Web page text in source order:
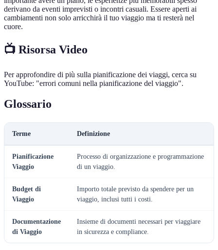
derivano da eventi imprevisti o incontri casuali. Essere aperti ai
cambiamenti non solo arricchirà il tuo viaggio ma ti resterà nel
cuore.
📺 Risorsa Video
Per approfondire di più sulla pianificazione dei viaggi, cerca su
YouTube: "errori comuni nella pianificazione del viaggio".
Glossario
Terme Definizione
Pianificazione
Viaggio
Processo di organizzazione e programmazione
di un viaggio.
Budget di
Viaggio
Importo totale previsto da spendere per un
viaggio, inclusi tutti i costi.
Documentazione
di Viaggio
Insieme di documenti necessari per viaggiare
in sicurezza e compliance.